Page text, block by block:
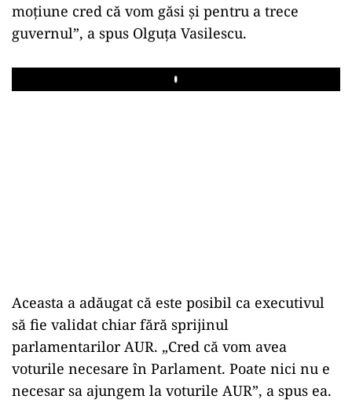
moțiune cred că vom găsi și pentru a trece
guvernul”, a spus Olguța Vasilescu.
Play
Aceasta a adăugat că este posibil ca executivul
să fie validat chiar fără sprijinul
parlamentarilor AUR. „Cred că vom avea
voturile necesare în Parlament. Poate nici nu e
necesar sa ajungem la voturile AUR”, a spus ea.